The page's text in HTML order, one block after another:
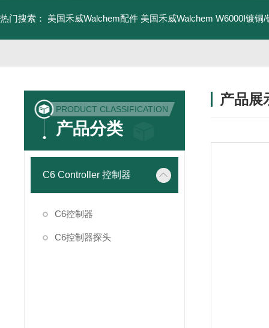
热门搜索： 美国禾威Walchem配件 美国禾威Walchem W6000I镀铜
PRODUCT CLASSIFICATION
产品分类
C6 Controller 控制器
C6控制器
C6控制器探头
产品展